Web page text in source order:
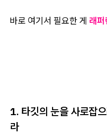
바로 여기서 필요한 게 래
1. 타깃의 눈을 사로잡
라